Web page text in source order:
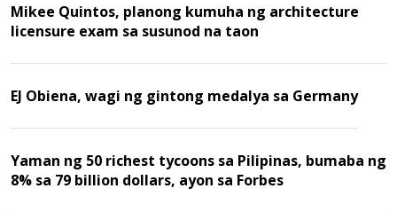
Mikee Quintos, planong kumuha ng architecture
licensure exam sa susunod na taon
EJ Obiena, wagi ng gintong medalya sa Germany
Yaman ng 50 richest tycoons sa Pilipinas, bumaba ng
8% sa 79 billion dollars, ayon sa Forbes